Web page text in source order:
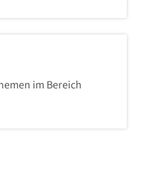
im Bereich